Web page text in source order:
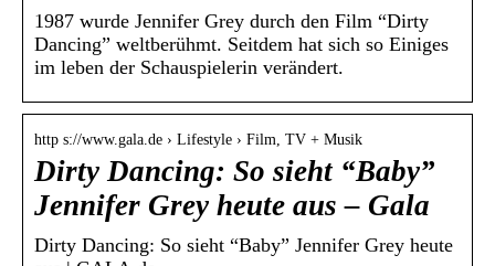
1987 wurde Jennifer Grey durch den Film “Dirty
Dancing” weltberühmt. Seitdem hat sich so Einiges
im leben der Schauspielerin verändert.
http s://www.gala.de › Lifestyle › Film, TV + Musik
Dirty Dancing: So sieht “Baby”
Jennifer Grey heute aus – Gala
Dirty Dancing: So sieht “Baby” Jennifer Grey heute